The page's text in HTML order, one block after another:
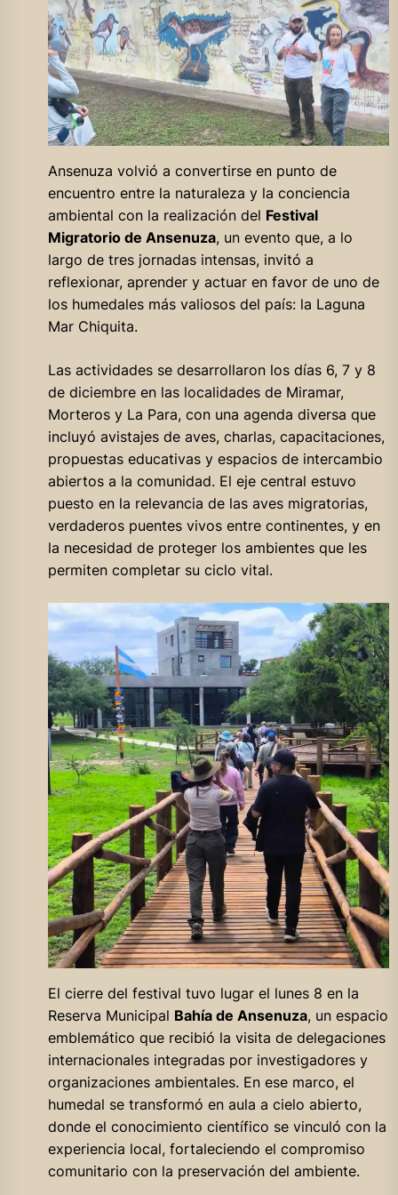
Ansenuza volvió a convertirse en punto de
encuentro entre la naturaleza y la conciencia
ambiental con la realización del Festival
Migratorio de Ansenuza, un evento que, a lo
largo de tres jornadas intensas, invitó a
reflexionar, aprender y actuar en favor de uno de
los humedales más valiosos del país: la Laguna
Mar Chiquita.
Las actividades se desarrollaron los días 6, 7 y 8
de diciembre en las localidades de Miramar,
Morteros y La Para, con una agenda diversa que
incluyó avistajes de aves, charlas, capacitaciones,
propuestas educativas y espacios de intercambio
abiertos a la comunidad. El eje central estuvo
puesto en la relevancia de las aves migratorias,
verdaderos puentes vivos entre continentes, y en
la necesidad de proteger los ambientes que les
permiten completar su ciclo vital.
El cierre del festival tuvo lugar el lunes 8 en la
Reserva Municipal Bahía de Ansenuza, un espacio
emblemático que recibió la visita de delegaciones
internacionales integradas por investigadores y
organizaciones ambientales. En ese marco, el
humedal se transformó en aula a cielo abierto,
donde el conocimiento científico se vinculó con la
experiencia local, fortaleciendo el compromiso
comunitario con la preservación del ambiente.